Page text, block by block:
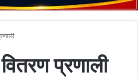
प्रणाली